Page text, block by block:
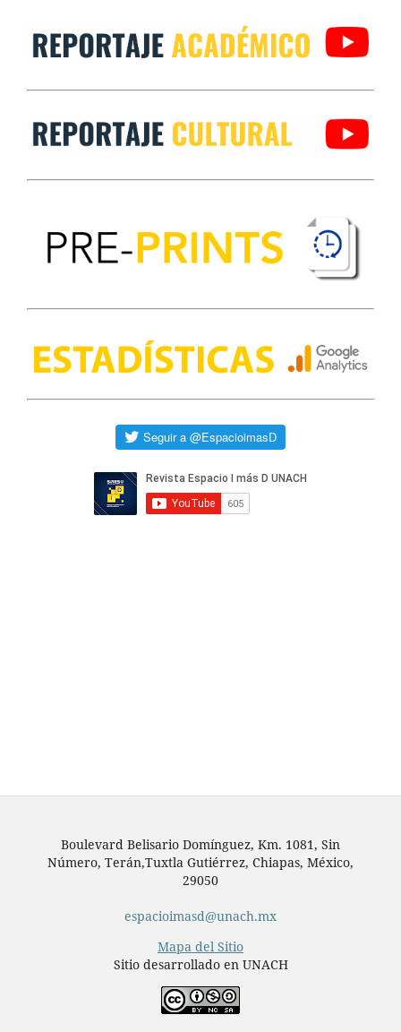
Boulevard Belisario Domínguez, Km. 1081, Sin
Número, Terán,Tuxtla Gutiérrez, Chiapas, México,
29050
espacioimasd@unach.mx
Mapa del Sitio
Sitio desarrollado en UNACH